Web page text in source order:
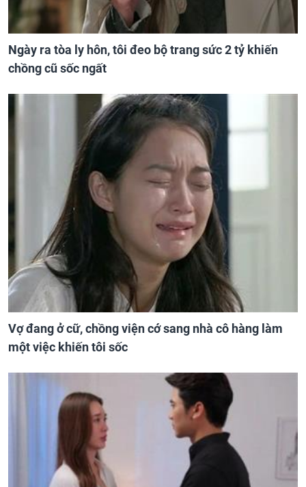
Ngày ra tòa ly hôn, tôi đeo bộ trang sức 2 tỷ khiến
chồng cũ sốc ngất
Vợ đang ở cữ, chồng viện cớ sang nhà cô hàng làm
một việc khiến tôi sốc